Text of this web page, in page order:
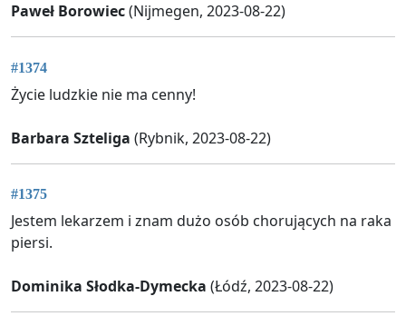
Paweł Borowiec(Nijmegen, 2023-08-22)
#1374
Życie ludzkie nie ma cenny!
Barbara Szteliga (Rybnik, 2023-08-22)
#1375
Jestem lekarzem i znam dużo osób chorujących na raka
piersi.
Dominika Słodka-Dymecka (Łódź, 2023-08-22)